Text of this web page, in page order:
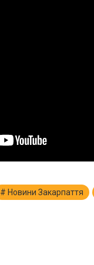
Новини Закарпаття